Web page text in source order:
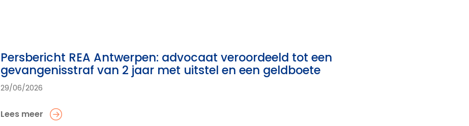
Persbericht REA Antwerpen: advocaat veroordeeld tot een
gevangenisstraf van 2 jaar met uitstel en een geldboete
29/06/2026
Lees meer